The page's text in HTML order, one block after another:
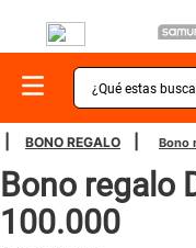
¿Qué estas
BONO REGALO Bono
Bono regalo
100.000
2.